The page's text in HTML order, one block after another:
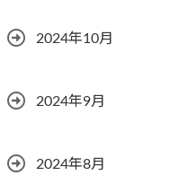
2024年10月
2024年9月
2024年8月